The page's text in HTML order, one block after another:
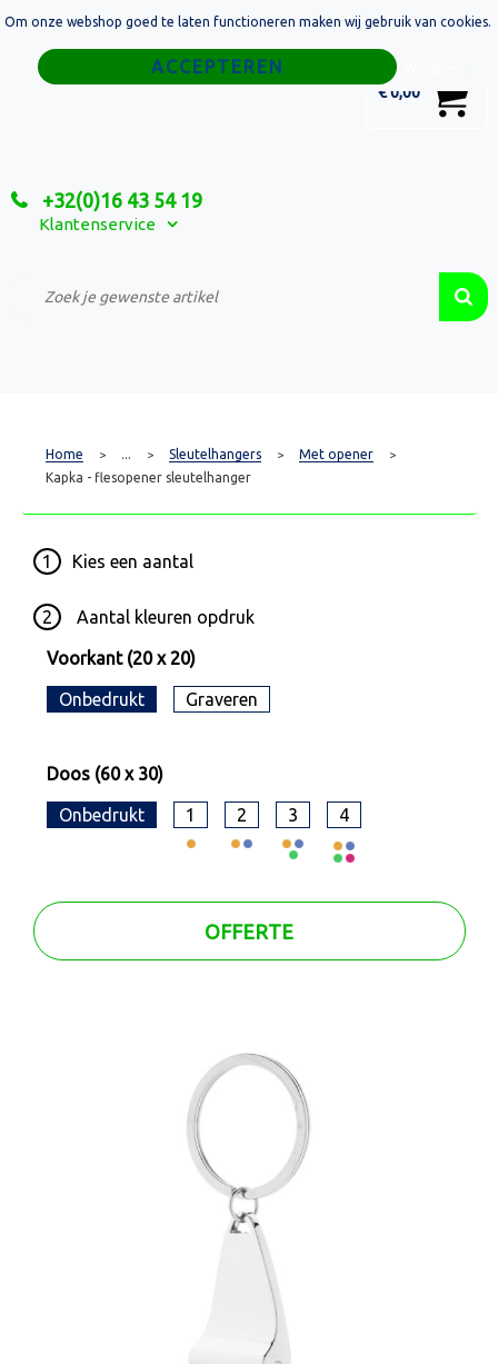
€ 0,00
+32(0)16 43 54 19
Klantenservice
Home
Relatiegeschenken
Custom Made Projecten
Home > ... > Sleutelhangers > Met opener >
Kapka - flesopener sleutelhanger
1 Kies een aantal
2 Aantal kleuren opdruk
Voorkant (20 x 20)
Onbedrukt Graveren
Doos (60 x 30)
Onbedrukt 1 2 3 4
OFFERTE
Om onze webshop goed te laten functioneren maken wij gebruik van cookies.